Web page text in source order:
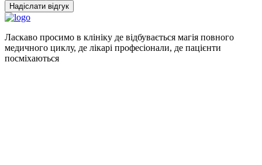
Надіслати відгук
Ласкаво просимо в клініку де відбувається магія повного
медичного циклу, де лікарі професіонали, де пацієнти
посміхаються